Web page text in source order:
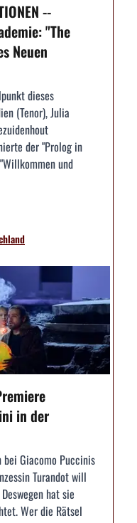
--
"The
Neuen
dieses
(Tenor), Julia
der "Prolog in
und
in der
bei Giacomo Puccinis
Turandot will
hat sie
Wer die Rätsel